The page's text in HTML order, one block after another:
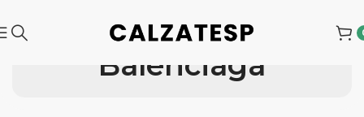
Balenciaga